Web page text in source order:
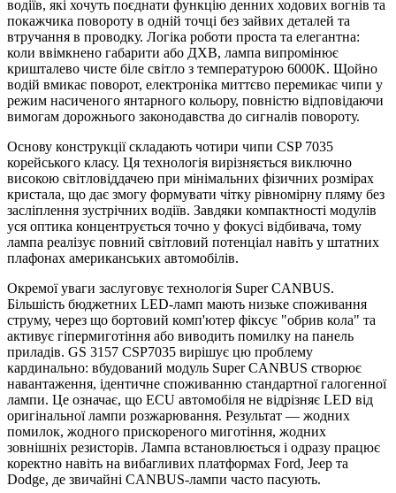
водіїв, які хочуть поєднати функцію денних ходових вогнів та
покажчика повороту в одній точці без зайвих деталей та
втручання в проводку. Логіка роботи проста та елегантна:
коли ввімкнено габарити або ДХВ, лампа випромінює
кришталево чисте біле світло з температурою 6000K. Щойно
водій вмикає поворот, електроніка миттєво перемикає чипи у
режим насиченого янтарного кольору, повністю відповідаючи
вимогам дорожнього законодавства до сигналів повороту.
Основу конструкції складають чотири чипи CSP 7035
корейського класу. Ця технологія вирізняється виключно
високою світловіддачею при мінімальних фізичних розмірах
кристала, що дає змогу формувати чітку рівномірну пляму без
засліплення зустрічних водіїв. Завдяки компактності модулів
уся оптика концентрується точно у фокусі відбивача, тому
лампа реалізує повний світловий потенціал навіть у штатних
плафонах американських автомобілів.
Окремої уваги заслуговує технологія Super CANBUS.
Більшість бюджетних LED-ламп мають низьке споживання
струму, через що бортовий комп'ютер фіксує "обрив кола" та
активує гіпермиготіння або виводить помилку на панель
приладів. GS 3157 CSP7035 вирішує цю проблему
кардинально: вбудований модуль Super CANBUS створює
навантаження, ідентичне споживанню стандартної галогенної
лампи. Це означає, що ECU автомобіля не відрізняє LED від
оригінальної лампи розжарювання. Результат — жодних
помилок, жодного прискореного миготіння, жодних
зовнішніх резисторів. Лампа встановлюється і одразу працює
коректно навіть на вибагливих платформах Ford, Jeep та
Dodge, де звичайні CANBUS-лампи часто пасують.